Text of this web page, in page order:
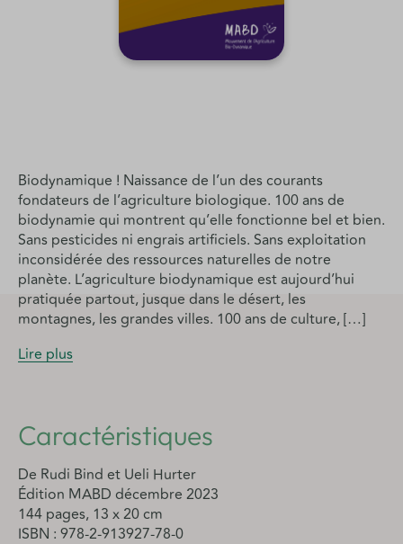
Biodynamique ! Naissance de l’un des courants
fondateurs de l’agriculture biologique. 100 ans de
biodynamie qui montrent qu’elle fonctionne bel et bien.
Sans pesticides ni engrais artificiels. Sans exploitation
inconsidérée des ressources naturelles de notre
planète. L’agriculture biodynamique est aujourd’hui
pratiquée partout, jusque dans le désert, les
montagnes, les grandes villes. 100 ans de culture, […]
Lire plus
Caractéristiques
De Rudi Bind et Ueli Hurter
Édition MABD décembre 2023
144 pages, 13 x 20 cm
ISBN : 978-2-913927-78-0